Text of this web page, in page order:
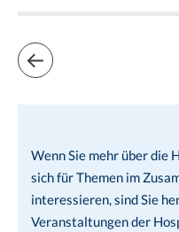
Wenn Sie mehr über die
sich für Themen im
interessieren, sind Sie
Veranstaltungen der